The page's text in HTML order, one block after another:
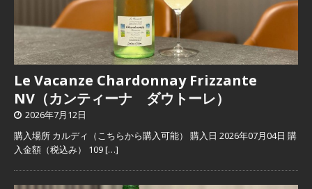
Le Vacanze Chardonnay Frizzante
NV（カンティーナ ダウトーレ）
2026年7月12日
購入場所 カルディ（こちらから購入可能） 購入日 2026年07月04日 購
入金額（税込み） 109[…]